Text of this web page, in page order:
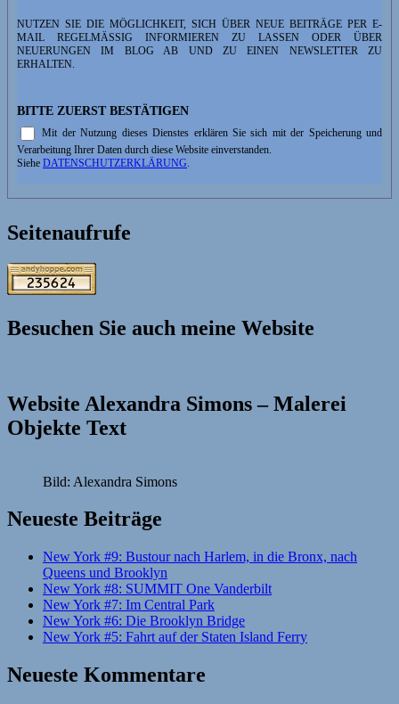
NUTZEN SIE DIE MÖGLICHKEIT, SICH ÜBER NEUE BEITRÄGE PER E-
MAIL REGELMÄSSIG INFORMIEREN ZU LASSEN ODER ÜBER N
EUERUNGEN IM BLOG AB UND ZU EINEN NEWSLETTER ZU E
RHALTEN.
BITTE ZUERST BESTÄTIGEN
Mit der Nutzung dieses Dienstes erklären Sie sich mit der Speicherung und
Verarbeitung Ihrer Daten durch diese Website einverstanden.
Siehe DATENSCHUTZERKLÄRUNG.
Seitenaufrufe
Besuchen Sie auch meine Website
Website Alexandra Simons – Malerei
Objekte Text
Bild: Alexandra Simons
Neueste Beiträge
New York #9: Bustour nach Harlem, in die Bronx, nach
Queens und Brooklyn
New York #8: SUMMIT One Vanderbilt
New York #7: Im Central Park
New York #6: Die Brooklyn Bridge
New York #5: Fahrt auf der Staten Island Ferry
Neueste Kommentare